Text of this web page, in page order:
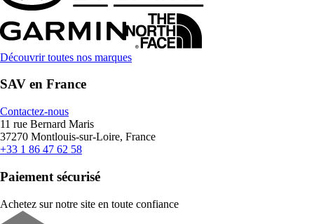
Découvrir toutes nos marques
SAV en France
Contactez-nous
11 rue Bernard Maris
37270 Montlouis-sur-Loire, France
+33 1 86 47 62 58
Paiement sécurisé
Achetez sur notre site en toute confiance